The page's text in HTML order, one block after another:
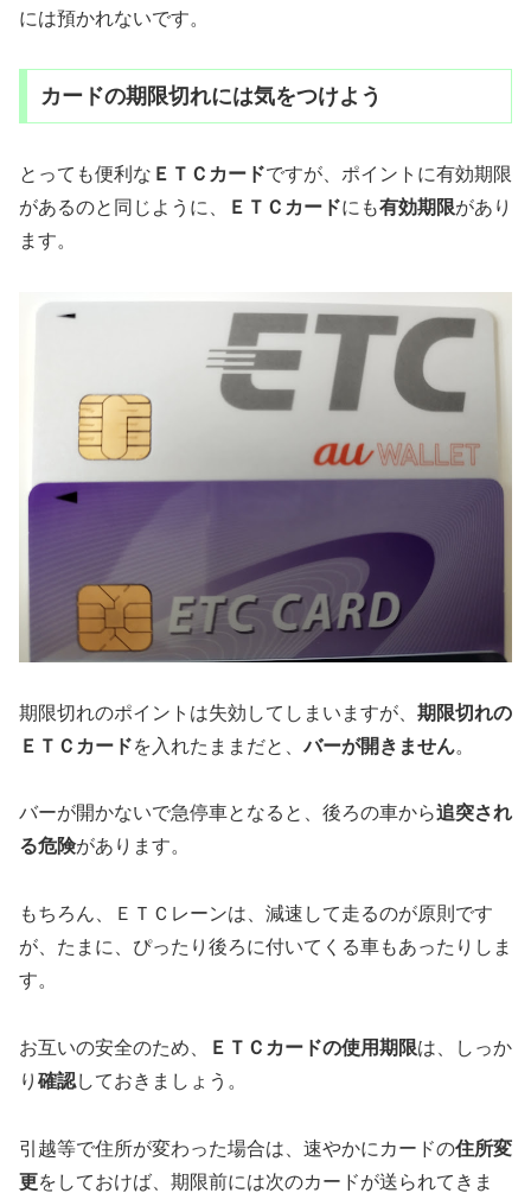
には預かれないです。
カードの期限切れには気をつけよう
とっても便利な ＥＴＣカードですが、ポイントに有効期限
があるのと同じように、
ＥＴＣカードにも有効期限があり
ます。
期限切れのポイントは失効してしまいますが、 期限切れの
ＥＴＣカードを入れたままだと、バーが開きません。
バーが開かないで急停車となると、後ろの車から追突され
る危険があります。
もちろん、ＥＴＣレーンは、減速して走るのが原則です
が、たまに、ぴったり後ろに付いてくる車もあったりしま
す。
お互いの安全のため、 ＥＴＣカードの使用期限は、しっか
り 確認しておきましょう。
引越等で住所が変わった場合は、速やかにカードの住所変
更をしておけば、期限前には次のカードが送られてきま